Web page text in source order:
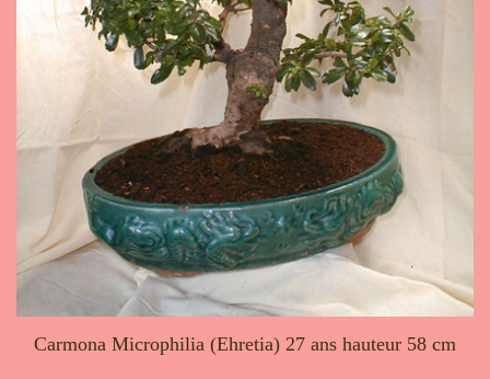
Carmona Microphilia (Ehretia) 27 ans hauteur 58 cm